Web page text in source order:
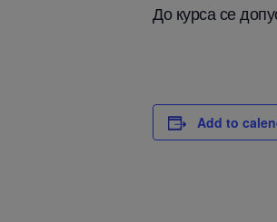
До курса се
Add to